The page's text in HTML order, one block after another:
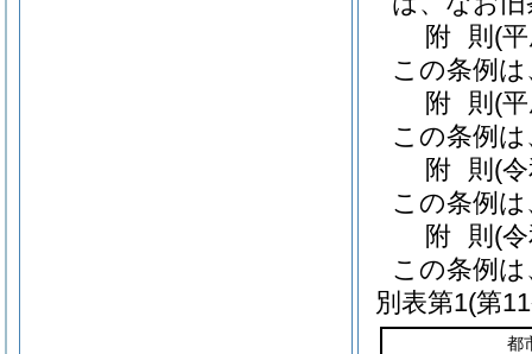
附 則 (
この条例
附 則 (
この条例
附 則 (
この条例
附 則 (
この条例
別表第1(第
都